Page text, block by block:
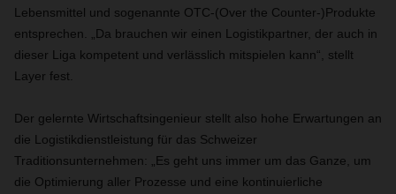
Lebensmittel und sogenannte OTC-(Over the Counter-)Produkte
entsprechen. „Da brauchen wir einen Logistikpartner, der auch in
dieser Liga kompetent und verlässlich mitspielen kann“, stellt
Layer fest.
Der gelernte Wirtschaftsingenieur stellt also hohe Erwartungen an
die Logistikdienstleistung für das Schweizer
Traditionsunternehmen: „Es geht uns immer um das Ganze, um
die Optimierung aller Prozesse und eine kontinuierliche